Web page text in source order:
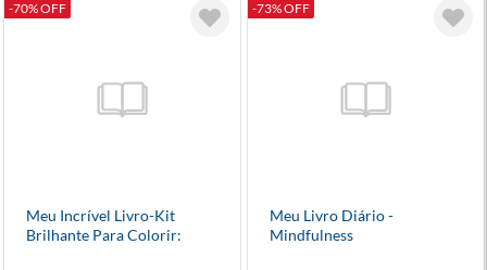
-70% OFF
Meu Incrível Livro-Kit
Brilhante Para Colorir:
-73% OFF
Meu Livro Diário -
Mindfulness